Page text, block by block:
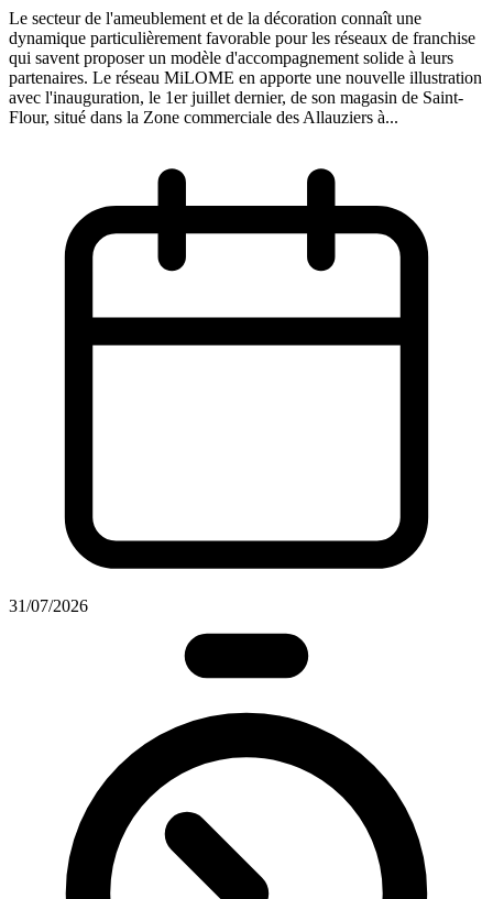
Le secteur de l'ameublement et de la décoration connaît une
dynamique particulièrement favorable pour les réseaux de franchise
qui savent proposer un modèle d'accompagnement solide à leurs
partenaires. Le réseau MiLOME en apporte une nouvelle illustration
avec l'inauguration, le 1er juillet dernier, de son magasin de Saint-
Flour, situé dans la Zone commerciale des Allauziers à...
31/07/2026